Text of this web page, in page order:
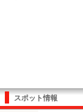
スポット情報